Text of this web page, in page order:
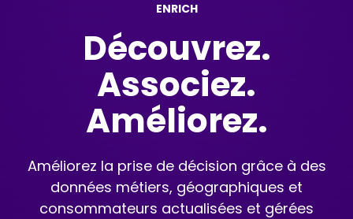
ENRICH
Découvrez.
Associez.
Améliorez.
Améliorez la prise de décision grâce à des
données métiers, géographiques et
consommateurs actualisées et gérées